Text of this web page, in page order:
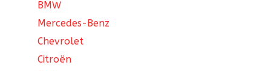
BMW
Mercedes-Benz
Chevrolet
Citroën